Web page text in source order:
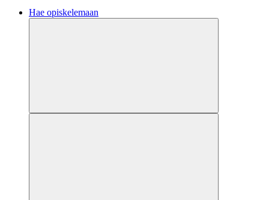
Hae opiskelemaan